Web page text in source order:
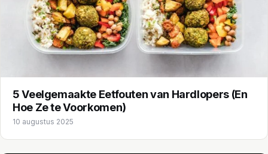
5 Veelgemaakte Eetfouten van Hardlopers (En
Hoe Ze te Voorkomen)
10 augustus 2025